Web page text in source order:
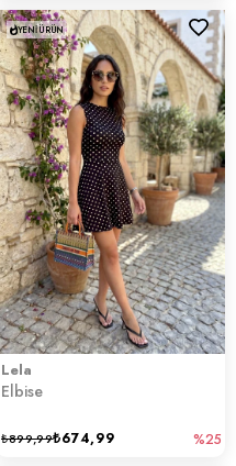
Lela
Elbise
₺674,99
₺899,99 %25
YENI ÜRÜN